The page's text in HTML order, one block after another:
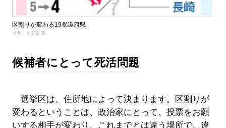
区割りが変わる19都道府県
出典： 朝日新聞
候補者にとって死活問題
選挙区は、住所地によって決まります。区割りが
変わるということは、政治家にとって、投票をお願
いする相手が変わり、これまでとは違う場所で、違